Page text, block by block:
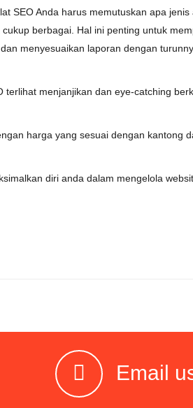
SEOAnda harus memutuskan apa jenis
cukup berbagai Hal ini penting untuk
dan menyesuaikan laporan dengan
terlihat menjanjikan dan eye-catching
harga yang sesuai dengan kantong
diri anda dalam mengelola
Email